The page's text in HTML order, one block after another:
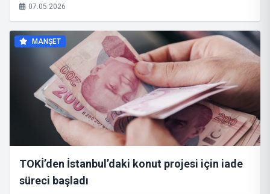
07.05.2026
MANŞET
TOKİ’den İstanbul’daki konut projesi için iade
süreci başladı